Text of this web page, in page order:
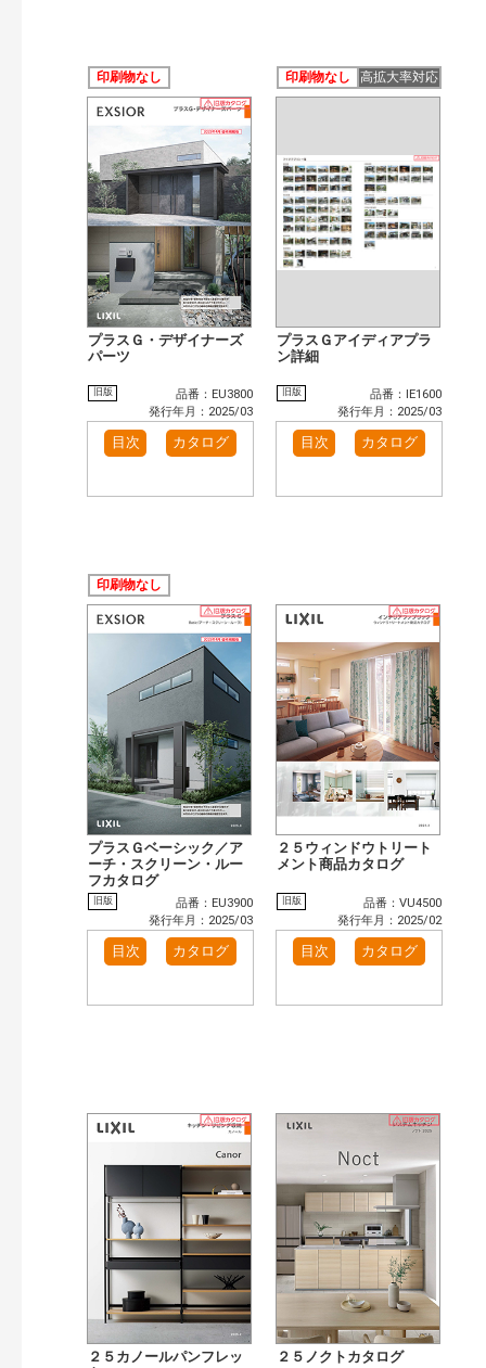
印刷物なし
プラスＧ・デザイナーズ
パーツ
旧版
品番：EU3800
発行年月：2025/03
目次 カタログ
印刷物なし 高拡大率対応
プラスＧアイディアプラ
ン詳細
旧版
品番：IE1600
発行年月：2025/03
目次 カタログ
印刷物なし
プラスＧベーシック／ア
ーチ・スクリーン・ルー
フカタログ
旧版
品番：EU3900
発行年月：2025/03
目次 カタログ
２５ウィンドウトリート
メント商品カタログ
旧版
品番：VU4500
発行年月：2025/02
目次 カタログ
２５カノールパンフレッ
２５ノクトカタログ